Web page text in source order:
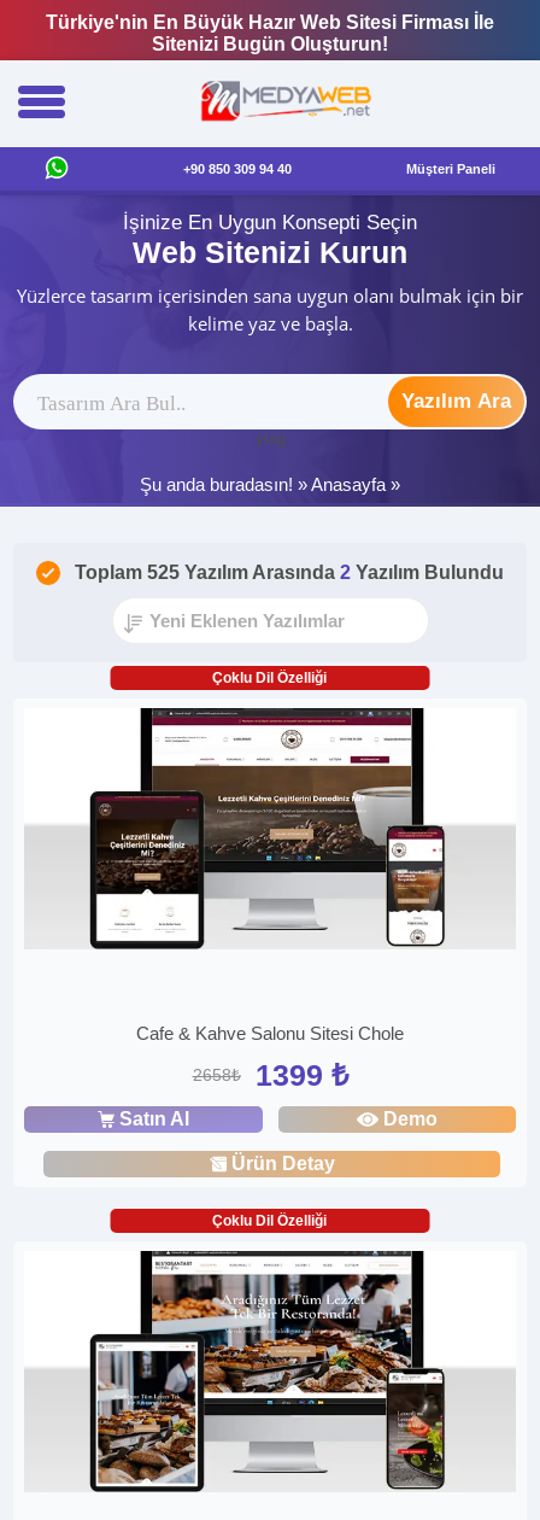
Türkiye'nin En Büyük Hazır Web Sitesi Firması İle
Sitenizi Bugün Oluşturun!
+90 850 309 94 40 Müşteri Paneli
İşinize En Uygun Konsepti Seçin
Web Sitenizi Kurun
Yüzlerce tasarım içerisinden sana uygun olanı bulmak için bir
kelime yaz ve başla.
Yazılım Ara
ytag
Şu anda buradasın! »Anasayfa »
Toplam 525 Yazılım Arasında 2 Yazılım Bulundu
Çoklu Dil Özelliği
Cafe & Kahve Salonu Sitesi Chole
2658₺ 1399 ₺
Satın Al Demo
Ürün Detay
Çoklu Dil Özelliği